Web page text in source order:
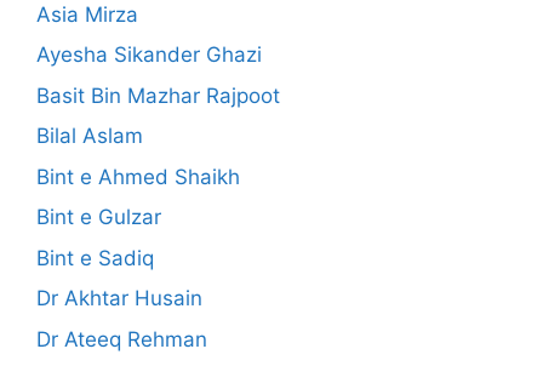
Asia Mirza
Ayesha Sikander Ghazi
Basit Bin Mazhar Rajpoot
Bilal Aslam
Bint e Ahmed Shaikh
Bint e Gulzar
Bint e Sadiq
Dr Akhtar Husain
Dr Ateeq Rehman